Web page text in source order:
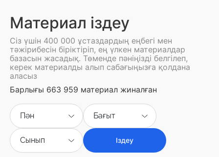
Материал іздеу
Сіз үшін 400 000 ұстаздардың еңбегі мен
тәжірибесін біріктіріп, ең үлкен материалдар
базасын жасадық. Төменде пәніңізді белгілеп,
керек материалды алып сабағыңызға қолдана
аласыз
Барлығы 663 959 материал жиналған
Пән Бағыт
Сынып Іздеу